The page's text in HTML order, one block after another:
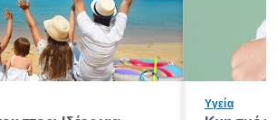
Υγεία